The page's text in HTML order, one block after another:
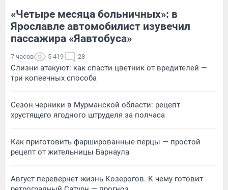
«Четыре месяца больничных»: в
Ярославле автомобилист изувечил
пассажира «Яавтобуса»
7 часов 5 419 28
Слизни атакуют: как спасти цветник от вредителей —
три копеечных способа
Сезон черники в Мурманской области: рецепт
хрустящего ягодного штруделя за полчаса
Как приготовить фаршированные перцы — простой
рецепт от жительницы Барнаула
Август перевернет жизнь Козерогов. К чему готовит